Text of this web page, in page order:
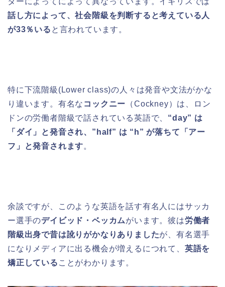
話し方によって、社会階級を判断すると考えている人
が33％いる と言われています。
特に下流階級(Lower class)の人々は発音や文法がかな
り違います。有名な コックニー （Cockney）は、ロン
ドンの労働者階級で話されている英語で、 “day” は
「ダイ」と発音され、”half” は “h” が落ちて「アー
フ」と発音されます。
余談ですが、このような英語を話す有名人にはサッカ
ー選手のデイビッド・ベッカムがいます。彼は労働者
階級出身で昔は訛りがかなりありましたが、有名選手
になりメディアに出る機会が増えるにつれて、 英語を
矯正している ことがわかります。